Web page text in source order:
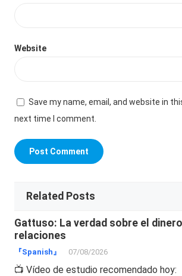
Website
Save my name, email, and website in
next time I comment.
Related Posts
Gattuso: La verdad sobre el
relaciones
『Spanish』 07/08/2026
📺 Vídeo de estudio recomendado hoy: